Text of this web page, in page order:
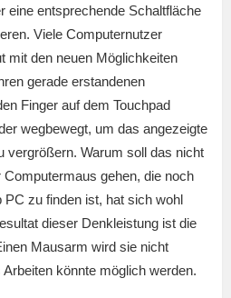
eine entsprechende Schaltfläche
Viele Computernutzer
mit den neuen Möglichkeiten
gerade erstandenen
Finger auf dem Touchpad
wegbewegt, um das angezeigte
vergrößern. Warum soll das nicht
gehen, die noch
zu finden ist, hat sich wohl
dieser Denkleistung ist die
Mausarm wird sie nicht
könnte möglich werden.